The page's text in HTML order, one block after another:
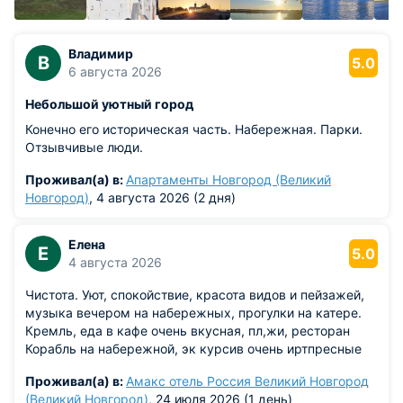
Где покупать: сувенирные лавки в Детинце, в
набережной. Цены везде средние по городу.
логистика
Поезд или электричка
Из Москвы можно доехать на ночном прямом поезде — в
пути около 8 часов, или на дневном с пересадкой в Чудово.
Из Петербурга регулярно ходят «Ласточки» (примерно 3
поезда. Жителям Твери удобнее ехать через Москву или
Петербург с пересадкой, либо на автомобиле по трассе
пересадкой в Москве или Петербурге — оттуда рейсов
достаточно.
Вокзал находится рядом с центром: до Детинца около 7
пешком.
В
Владимир
6 августа 2026
5.0
Небольшой уютный город
Конечно его историческая часть. Набережная. Парки.
Отзывчивые люди.
Проживал(а) в:Апартаменты Новгород (Великий
Новгород)
, 4 августа 2026 (2 дня)
Е
Елена
4 августа 2026
5.0
Чистота. Уют, спокойствие, красота видов и пейзажей,
музыка вечером на набережных, прогулки на катере.
Кремль, еда в кафе очень вкусная, пл,жи, ресторан
Корабль на набережной, эк курсив очень иртпресные
Проживал(а) в:Амакс отель Россия Великий Новгород
(Великий Новгород)
, 24 июля 2026 (1 день)